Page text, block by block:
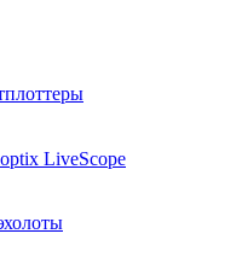
LiveScope